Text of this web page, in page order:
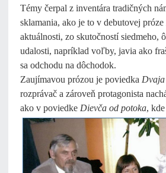
Témy čerpal z inventára tradičných
sklamania, ako je to v debutovej próze
aktuálnosti, zo skutočností siedmeho,
udalosti, napríklad voľby, javia ako
sa odchodu na dôchodok.
Zaujímavou prózou je poviedka Dvaja
rozprávač a zároveň protagonista
ako v poviedke Dievča od potoka,